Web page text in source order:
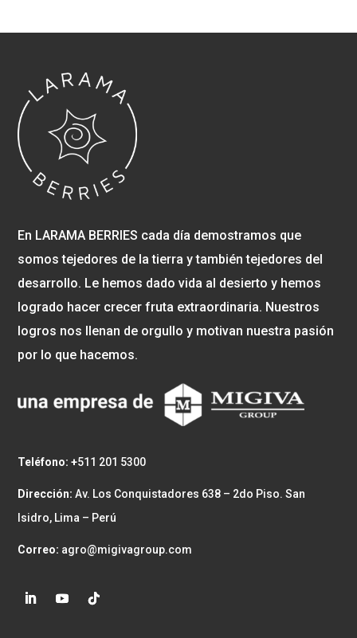
En LARAMA BERRIES cada día demostramos que
somos tejedores de la tierra y también tejedores del
desarrollo. Le hemos dado vida al desierto y hemos
logrado hacer crecer fruta extraordinaria. Nuestros
logros nos llenan de orgullo y motivan nuestra pasión
por lo que hacemos.
Teléfono: +511 201 5300
Dirección:Av. Los Conquistadores 638 – 2do Piso. San
Isidro, Lima – Perú
Correo: agro@migivagroup.com